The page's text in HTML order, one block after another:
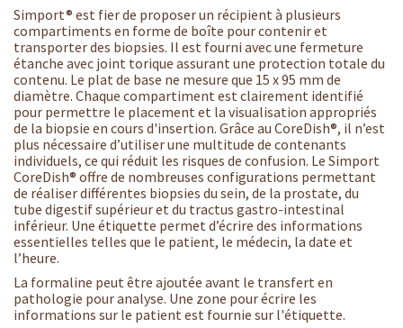
Simport® est fier de proposer un récipient à plusieurs
compartiments en forme de boîte pour contenir et
transporter des biopsies. Il est fourni avec une fermeture
étanche avec joint torique assurant une protection totale du
contenu. Le plat de base ne mesure que 15 x 95 mm de
diamètre. Chaque compartiment est clairement identifié
pour permettre le placement et la visualisation appropriés
de la biopsie en cours d'insertion. Grâce au CoreDish®, il n’est
plus nécessaire d’utiliser une multitude de contenants
individuels, ce qui réduit les risques de confusion. Le Simport
CoreDish® offre de nombreuses configurations permettant
de réaliser différentes biopsies du sein, de la prostate, du
tube digestif supérieur et du tractus gastro-intestinal
inférieur. Une étiquette permet d’écrire des informations
essentielles telles que le patient, le médecin, la date et
l’heure.
La formaline peut être ajoutée avant le transfert en
pathologie pour analyse. Une zone pour écrire les
informations sur le patient est fournie sur l'étiquette.